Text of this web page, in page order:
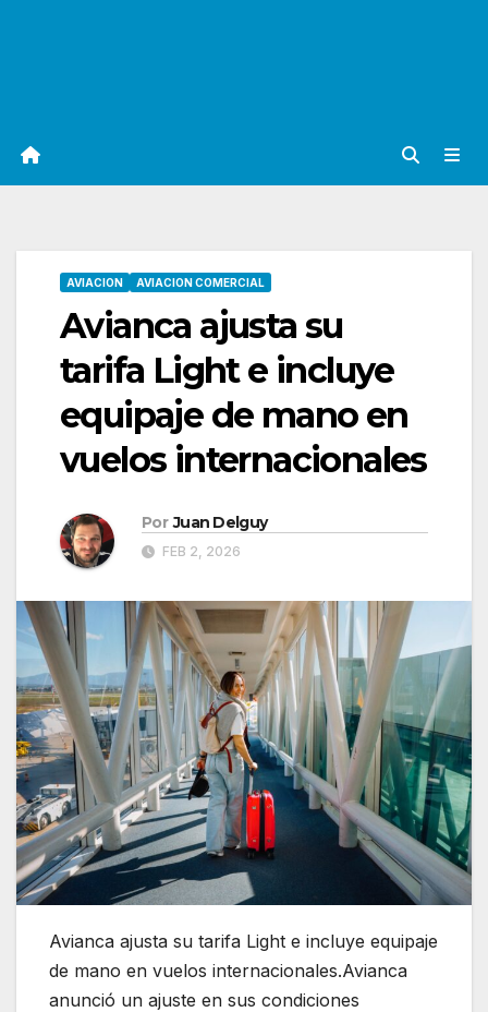
AVIACION AVIACION COMERCIAL
Avianca ajusta su
tarifa Light e incluye
equipaje de mano en
vuelos internacionales
Por Juan Delguy
FEB 2, 2026
Avianca ajusta su tarifa Light e incluye equipaje
de mano en vuelos internacionales.Avianca
anunció un ajuste en sus condiciones